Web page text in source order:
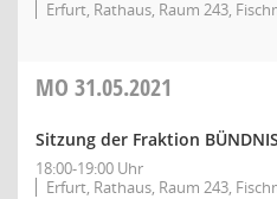
Erfurt, Rathaus, Raum 243,
MO 31.05.2021
Sitzung der Fraktion
18:00-19:00 Uhr
Erfurt, Rathaus, Raum 243,